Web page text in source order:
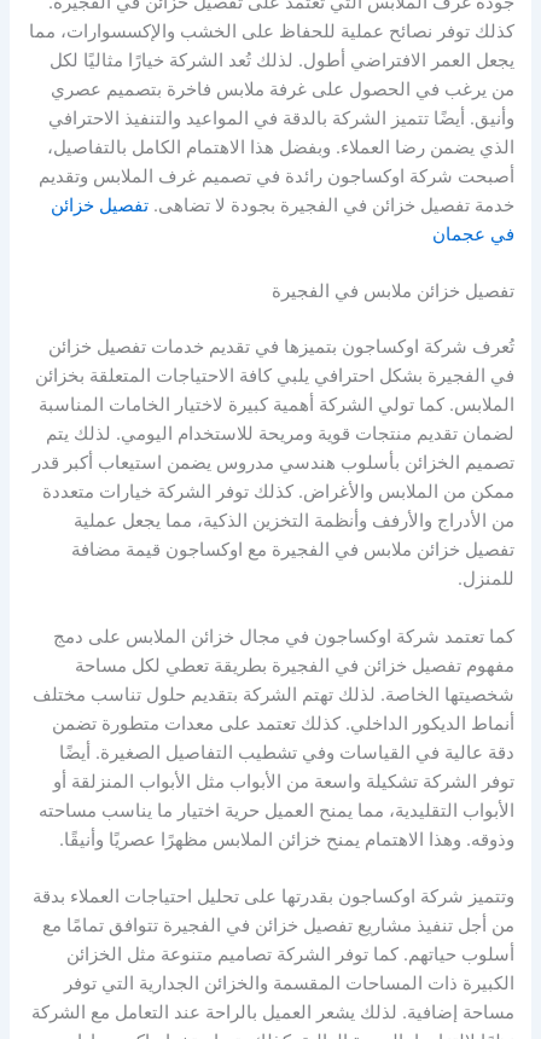
كذلك توفر نصائح عملية للحفاظ على الخشب والإكسسوارات، مما
يجعل العمر الافتراضي أطول. لذلك تُعد الشركة خيارًا مثاليًا لكل
من يرغب في الحصول على غرفة ملابس فاخرة بتصميم عصري
وأنيق. أيضًا تتميز الشركة بالدقة في المواعيد والتنفيذ الاحترافي
الذي يضمن رضا العملاء. وبفضل هذا الاهتمام الكامل بالتفاصيل،
أصبحت شركة اوكساجون رائدة في تصميم غرف الملابس وتقديم
خدمة تفصيل خزائن في الفجيرة بجودة لا تضاهى.تفصيل خزائن
في عجمان
تفصيل خزائن ملابس في الفجيرة
تُعرف شركة اوكساجون بتميزها في تقديم خدمات تفصيل خزائن
في الفجيرة بشكل احترافي يلبي كافة الاحتياجات المتعلقة بخزائن
الملابس. كما تولي الشركة أهمية كبيرة لاختيار الخامات المناسبة
لضمان تقديم منتجات قوية ومريحة للاستخدام اليومي. لذلك يتم
تصميم الخزائن بأسلوب هندسي مدروس يضمن استيعاب أكبر قدر
ممكن من الملابس والأغراض. كذلك توفر الشركة خيارات متعددة
من الأدراج والأرفف وأنظمة التخزين الذكية، مما يجعل عملية
تفصيل خزائن ملابس في الفجيرة مع اوكساجون قيمة مضافة
للمنزل.
كما تعتمد شركة اوكساجون في مجال خزائن الملابس على دمج
مفهوم تفصيل خزائن في الفجيرة بطريقة تعطي لكل مساحة
شخصيتها الخاصة. لذلك تهتم الشركة بتقديم حلول تناسب مختلف
أنماط الديكور الداخلي. كذلك تعتمد على معدات متطورة تضمن
دقة عالية في القياسات وفي تشطيب التفاصيل الصغيرة. أيضًا
توفر الشركة تشكيلة واسعة من الأبواب مثل الأبواب المنزلقة أو
الأبواب التقليدية، مما يمنح العميل حرية اختيار ما يناسب مساحته
وذوقه. وهذا الاهتمام يمنح خزائن الملابس مظهرًا عصريًا وأنيقًا.
وتتميز شركة اوكساجون بقدرتها على تحليل احتياجات العملاء بدقة
من أجل تنفيذ مشاريع تفصيل خزائن في الفجيرة تتوافق تمامًا مع
أسلوب حياتهم. كما توفر الشركة تصاميم متنوعة مثل الخزائن
الكبيرة ذات المساحات المقسمة والخزائن الجدارية التي توفر
مساحة إضافية. لذلك يشعر العميل بالراحة عند التعامل مع الشركة